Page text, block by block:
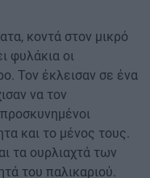
κοντά στον μικρό
φυλάκια οι
Τον έκλεισαν σε ένα
να τον
και το μένος τους.
τα ουρλιαχτά των
του παλικαριού.